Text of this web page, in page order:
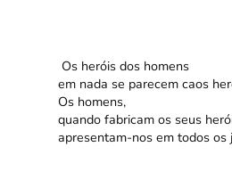
Os heróis dos homens
em nada se parecem caos
Os homens,
quando fabricam os seus
apresentam-nos em todos os